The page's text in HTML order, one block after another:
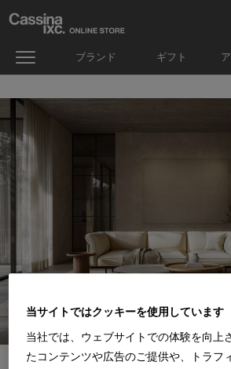
ブランド ギフト
当サイトではクッキーを使用しています
当社では、ウェブサイトでの体験を向上
たコンテンツや広告のご提供や、トラフ